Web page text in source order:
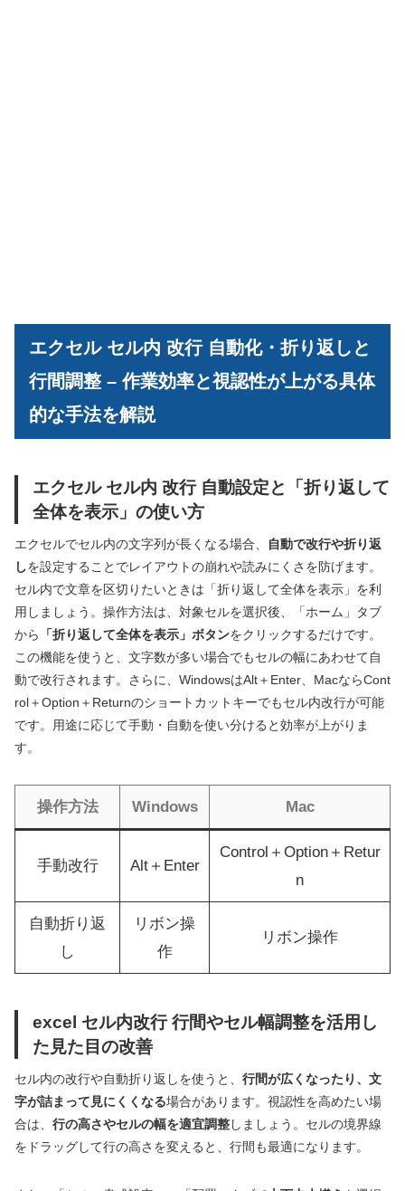
エクセル セル内 改行 自動化・折り返しと
行間調整 – 作業効率と視認性が上がる具体
的な手法を解説
エクセル セル内 改行 自動設定と「折り返して
全体を表示」の使い方
エクセルでセル内の文字列が長くなる場合、
自動で改行や折り返
しを設定することでレイアウトの崩れや読みにくさを防げます。
セル内で文章を区切りたいときは「折り返して全体を表示」を利
用しましょう。操作方法は、対象セルを選択後、「ホーム」タブ
から
「折り返して全体を表示」ボタンをクリックするだけです。
この機能を使うと、文字数が多い場合でもセルの幅にあわせて自
動で改行されます。さらに、WindowsはAlt＋Enter、MacならCont
rol＋Option＋Returnのショートカットキーでもセル内改行が可能
です。用途に応じて手動・自動を使い分けると効率が上がりま
す。
操作方法 Windows Mac
手動改行 Alt＋Enter
Control＋Option＋Retur
n
自動折り返
し
リボン操
作
リボン操作
excel セル内改行 行間やセル幅調整を活用し
た見た目の改善
セル内の改行や自動折り返しを使うと、 行間が広くなったり、文
字が詰まって見にくくなる場合があります。視認性を高めたい場
合は、 行の高さやセルの幅を適宜調整しましょう。セルの境界線
をドラッグして行の高さを変えると、行間も最適になります。